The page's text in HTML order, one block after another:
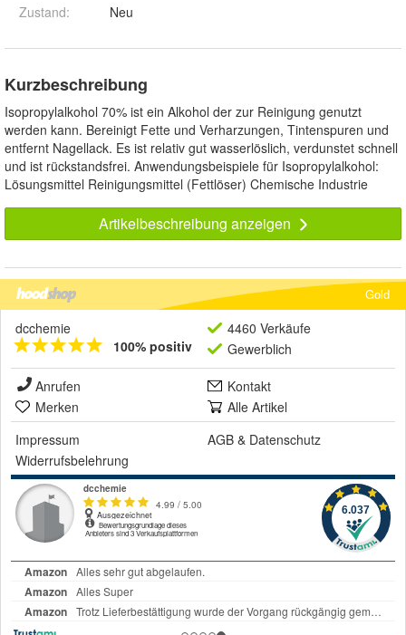
Zustand: Neu
Kurzbeschreibung
Isopropylalkohol 70% ist ein Alkohol der zur Reinigung genutzt
werden kann. Bereinigt Fette und Verharzungen, Tintenspuren und
entfernt Nagellack. Es ist relativ gut wasserlöslich, verdunstet schnell
und ist rückstandsfrei. Anwendungsbeispiele für Isopropylalkohol:
Lösungsmittel Reinigungsmittel (Fettlöser) Chemische Industrie
Artikelbeschreibung anzeigen
Gold
dcchemie
100% positiv
4460 Verkäufe
Gewerblich
Anrufen
Kontakt
Merken
Alle Artikel
Impressum
AGB & Datenschutz
Widerrufsbelehrung